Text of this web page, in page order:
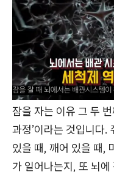
잠을 자는 이유 그 두
과정’이라는 것입니다.
있을 때, 깨어 있을 때,
가 일어나는지, 또 뇌